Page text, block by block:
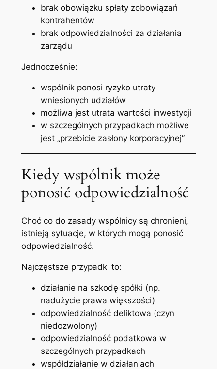
brak obowiązku spłaty zobowiązań
kontrahentów
brak odpowiedzialności za działania
zarządu
Jednocześnie:
wspólnik ponosi ryzyko utraty
wniesionych udziałów
możliwa jest utrata wartości inwestycji
w szczególnych przypadkach możliwe
jest „przebicie zasłony korporacyjnej”
Kiedy wspólnik może
ponosić odpowiedzialność
Choć co do zasady wspólnicy są chronieni,
istnieją sytuacje, w których mogą ponosić
odpowiedzialność.
Najczęstsze przypadki to:
działanie na szkodę spółki (np.
nadużycie prawa większości)
odpowiedzialność deliktowa (czyn
niedozwolony)
odpowiedzialność podatkowa w
szczególnych przypadkach
współdziałanie w działaniach